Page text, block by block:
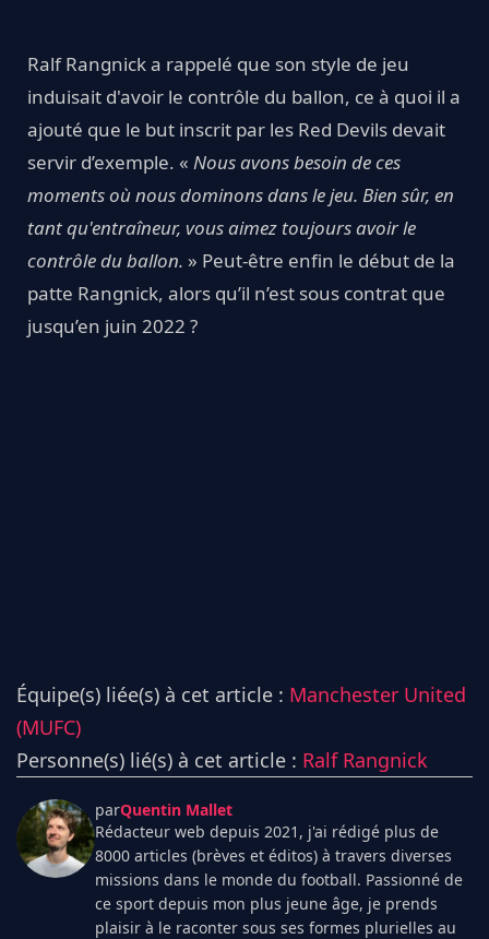
Ralf Rangnick a rappelé que son style de jeu
induisait d'avoir le contrôle du ballon, ce à quoi il a
ajouté que le but inscrit par les Red Devils devait
servir d’exemple. « Nous avons besoin de ces
moments où nous dominons dans le jeu. Bien sûr, en
tant qu'entraîneur, vous aimez toujours avoir le
contrôle du ballon. » Peut-être enfin le début de la
patte Rangnick, alors qu’il n’est sous contrat que
jusqu’en juin 2022 ?
Équipe(s) liée(s) à cet article : Manchester United
(MUFC)
Personne(s) lié(s) à cet article : Ralf Rangnick
parQuentin Mallet
Rédacteur web depuis 2021, j'ai rédigé plus de
8000 articles (brèves et éditos) à travers diverses
missions dans le monde du football. Passionné de
ce sport depuis mon plus jeune âge, je prends
plaisir à le raconter sous ses formes plurielles au